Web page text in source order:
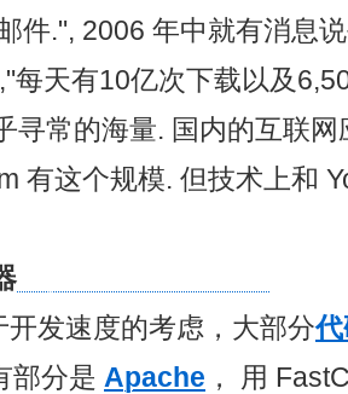
件.", 2006 年中就有消息
每天有10亿次下载以及
寻常的海量. 国内的互联
有这个规模. 但技术上和
开发速度的考虑，大部分
部分是 Apache ， 用